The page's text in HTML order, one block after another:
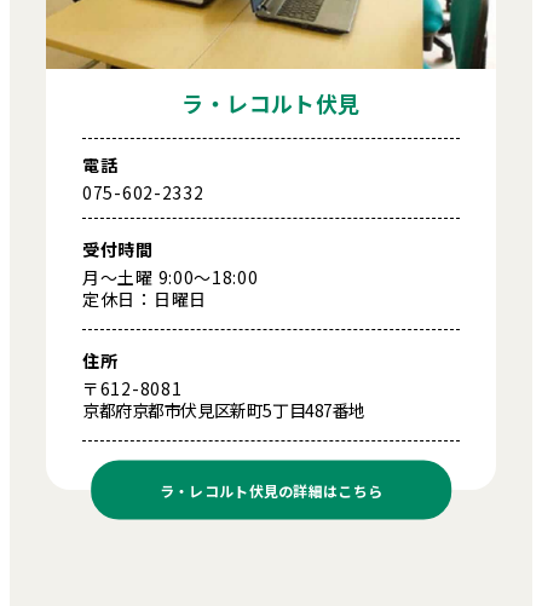
ラ・レコルト伏見
電話
075-602-2332
受付時間
月～土曜 9:00～18:00
定休日：日曜日
住所
〒612-8081
京都府京都市伏見区新町5丁目487番地
ラ・レコルト伏見の詳細はこちら